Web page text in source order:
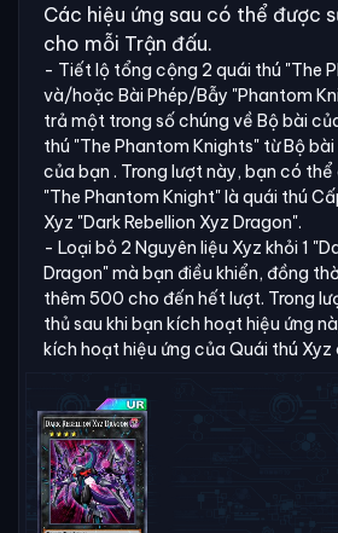
Các hiệu ứng sau có thể được
cho mỗi Trận đấu.
- Tiết lộ tổng cộng 2 quái thú "The
và/hoặc Bài Phép/Bẫy "Phantom
trả một trong số chúng về Bộ bài
thú "The Phantom Knights" từ Bộ
của bạn . Trong lượt này, bạn có
"The Phantom Knight" là quái thú
Xyz "Dark Rebellion Xyz Dragon".
- Loại bỏ 2 Nguyên liệu Xyz khỏi 1
Dragon" mà bạn điều khiển, đồng
thêm 500 cho đến hết lượt. Trong
thủ sau khi bạn kích hoạt hiệu ứng
kích hoạt hiệu ứng của Quái thú Xyz